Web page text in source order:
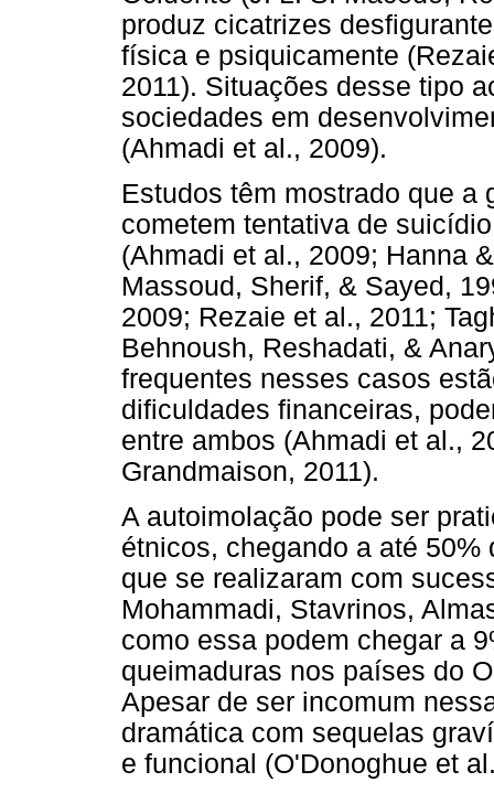
produz cicatrizes
física e psiquicamente
2011). Situações desse tipo
sociedades em
(Ahmadi et al., 2009).
Estudos têm mostrado que a
cometem tentativa de
(Ahmadi et al., 2009; Hanna
Massoud, Sherif, & Sayed,
2009; Rezaie et al., 2011;
Behnoush, Reshadati, &
frequentes nesses casos
dificuldades financeiras,
entre ambos (Ahmadi et al.,
Grandmaison, 2011).
A autoimolação pode ser
étnicos, chegando a até
que se realizaram com
Mohammadi, Stavrinos,
como essa podem chegar a
queimaduras nos países do
Apesar de ser incomum
dramática com sequelas
e funcional (O'Donoghue et